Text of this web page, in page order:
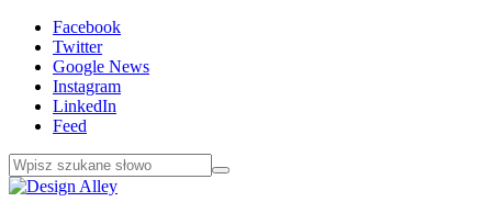
Facebook
Twitter
Google News
Instagram
LinkedIn
Feed